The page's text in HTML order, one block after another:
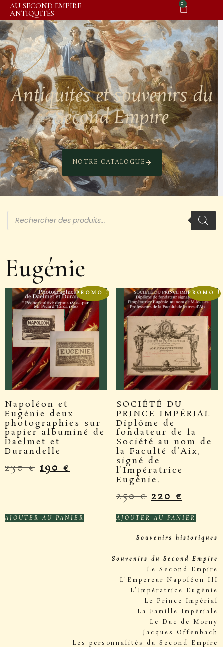
AU SECOND EMPIRE
ANTIQUITÉS
0
Antiquités et souvenirs du
Second Empire
NOTRE CATALOGUE
Eugénie
PROMO !
Napoléon et
Eugénie deux
photographies sur
papier albuminé de
Daelmet et
Durandelle
230€ 190€
AJOUTER AU PANIER
PROMO !
SOCIÉTÉ DU
PRINCE IMPÉRIAL
Diplôme de
fondateur de la
Société au nom de
la Faculté d’Aix,
signé de
l’Impératrice
Eugénie.
250€ 220€
AJOUTER AU PANIER
Souvenirs historiques
Souvenirs du Second Empire
Le Second Empire
L’Empereur Napoléon III
L’Impératrice Eugénie
Le Prince Impérial
La Famille Impériale
Le Duc de Morny
Jacques Offenbach
Les personnalités du Second Empire